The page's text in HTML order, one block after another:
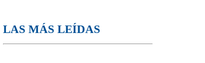
LAS MÁS LEÍDAS